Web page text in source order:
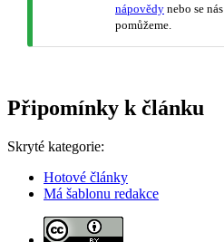
nápovědy nebo se nás
pomůžeme.
Připomínky k článku
Skryté kategorie:
Hotové články
Má šablonu redakce